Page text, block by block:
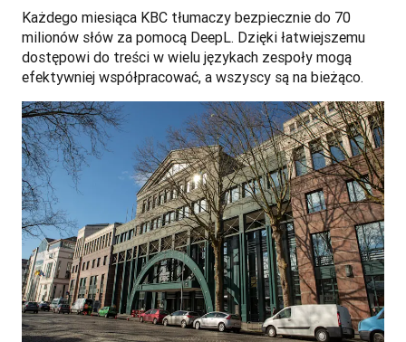
Każdego miesiąca KBC tłumaczy bezpiecznie do 70
milionów słów za pomocą DeepL. Dzięki łatwiejszemu
dostępowi do treści w wielu językach zespoły mogą
efektywniej współpracować, a wszyscy są na bieżąco.